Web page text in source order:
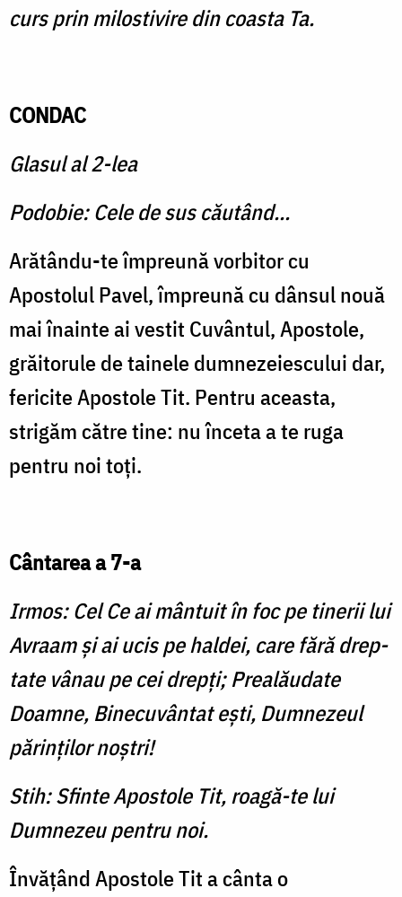
curs prin milostivire din coasta Ta.
CONDAC
Glasul al 2-lea
Podobie: Cele de sus căutând...
Arătându-te împreună vorbitor cu
Apostolul Pavel, împreună cu dânsul nouă
mai înainte ai vestit Cuvântul, Apostole,
grăitorule de tainele dumnezeiescului dar,
fericite Apostole Tit. Pentru aceasta,
strigăm către tine: nu înceta a te ruga
pentru noi toţi.
Cântarea a 7-a
Irmos: Cel Ce ai mântuit în foc pe tinerii lui
Avraam şi ai ucis pe haldei, care fără drep­
tate vânau pe cei drepţi; Prealăudate
Doamne, Binecuvân­tat eşti, Dumnezeul
părinţilor noştri!
Stih: Sfinte Apostole Tit, roagă-te lui
Dumnezeu pentru noi.
Învăţând Apostole Tit a cânta o